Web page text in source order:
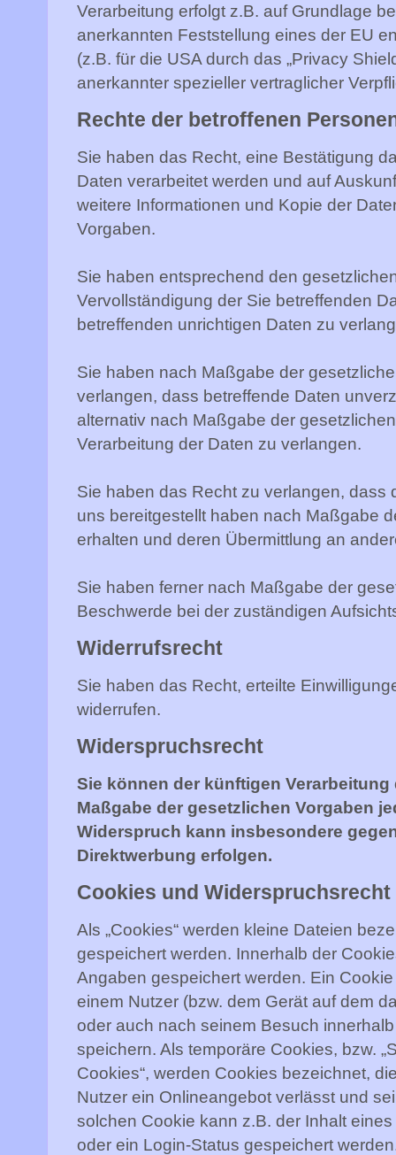
Verarbeitung erfolgt z.B. auf Grundlage
anerkannten Feststellung eines der EU
(z.B. für die USA durch das „Privacy
anerkannter spezieller vertraglicher
Rechte der betroffenen
Sie haben das Recht, eine Bestätigung
Daten verarbeitet werden und auf
weitere Informationen und Kopie der
Vorgaben.
Sie haben entsprechend den
Vervollständigung der Sie betreffenden
betreffenden unrichtigen Daten zu
Sie haben nach Maßgabe der
verlangen, dass betreffende Daten
alternativ nach Maßgabe der
Verarbeitung der Daten zu verlangen.
Sie haben das Recht zu verlangen, dass
uns bereitgestellt haben nach Maßgabe
erhalten und deren Übermittlung an
Sie haben ferner nach Maßgabe der
Beschwerde bei der zuständigen
Widerrufsrecht
Sie haben das Recht, erteilte
widerrufen.
Widerspruchsrecht
Sie können der künftigen
Maßgabe der gesetzlichen Vorgaben
Widerspruch kann insbesondere
Direktwerbung erfolgen.
Cookies und
Als „Cookies“ werden kleine Dateien
gespeichert werden. Innerhalb der
Angaben gespeichert werden. Ein
einem Nutzer (bzw. dem Gerät auf dem
oder auch nach seinem Besuch
speichern. Als temporäre Cookies, bzw.
Cookies“, werden Cookies bezeichnet,
Nutzer ein Onlineangebot verlässt und
solchen Cookie kann z.B. der Inhalt
oder ein Login-Status gespeichert